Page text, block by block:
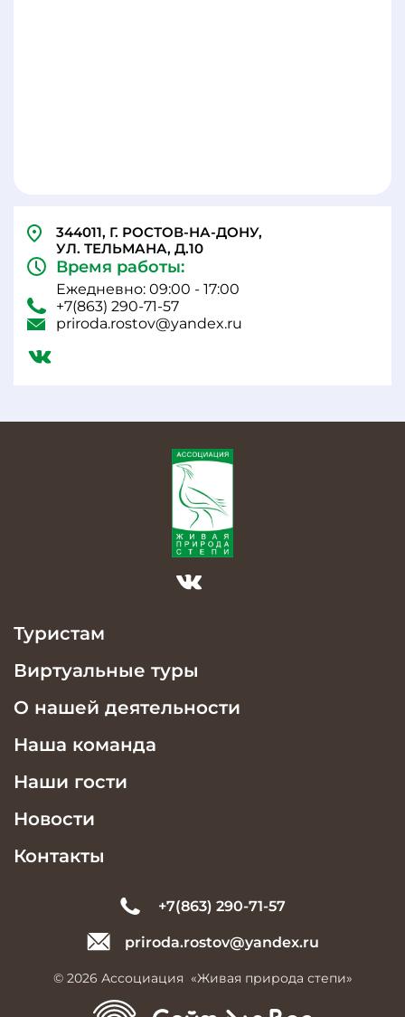
344011, Г. РОСТОВ-НА-ДОНУ,
УЛ. ТЕЛЬМАНА, Д.10
Время работы:
Ежедневно: 09:00 - 17:00
+7(863) 290-71-57
priroda.rostov@yandex.ru
Туристам
Виртуальные туры
О нашей деятельности
Наша команда
Наши гости
Новости
Контакты
+7(863) 290-71-57
priroda.rostov@yandex.ru
© 2026 Ассоциация «Живая природа степи»